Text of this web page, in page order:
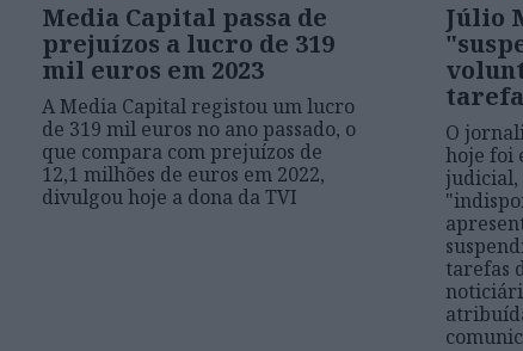
Media Capital passa de
prejuízos a lucro de 319
mil euros em 2023
A Media Capital registou um lucro
de 319 mil euros no ano passado, o
que compara com prejuízos de
12,1 milhões de euros em 2022,
divulgou hoje a dona da TVI
Júlio
O
hoje foi
judicial,
tarefas